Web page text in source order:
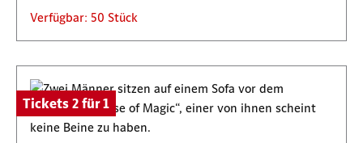
Verfügbar: 50 Stück
Tickets 2 für 1